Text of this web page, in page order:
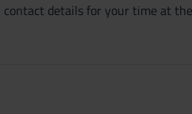
details for your time at